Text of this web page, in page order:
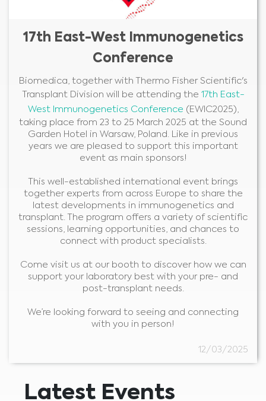
Medical Advice Disclaimer
ОДРЕКУВАЊЕ ОД ОДГОВОРНОСТ: ОВАА ВЕБ-СТРАНИЦА
Ниеден материјал на оваа страница не е наменет да биде замена за
професионален медицински совет, дијагноза или третман. Секогаш
барајте совет од вашиот лекар или други квалификувани
Јас сум здравствен професионалец
17th East-West Immunogenetics
Conference
Biomedica, together with Thermo Fisher Scientific's
Transplant Division will be attending the 17th East-
West Immunogenetics Conference (EWIC2025),
taking place from 23 to 25 March 2025 at the Sound
Garden Hotel in Warsaw, Poland. Like in previous
years we are pleased to support this important
event as main sponsors!
This well-established international event brings
together experts from across Europe to share the
latest developments in immunogenetics and
transplant. The program offers a variety of scientific
sessions, learning opportunities, and chances to
connect with product specialists.
Come visit us at our booth to discover how we can
support your laboratory best with your pre- and
post-transplant needs.
We’re looking forward to seeing and connecting
with you in person!
12/03/2025
Latest Events